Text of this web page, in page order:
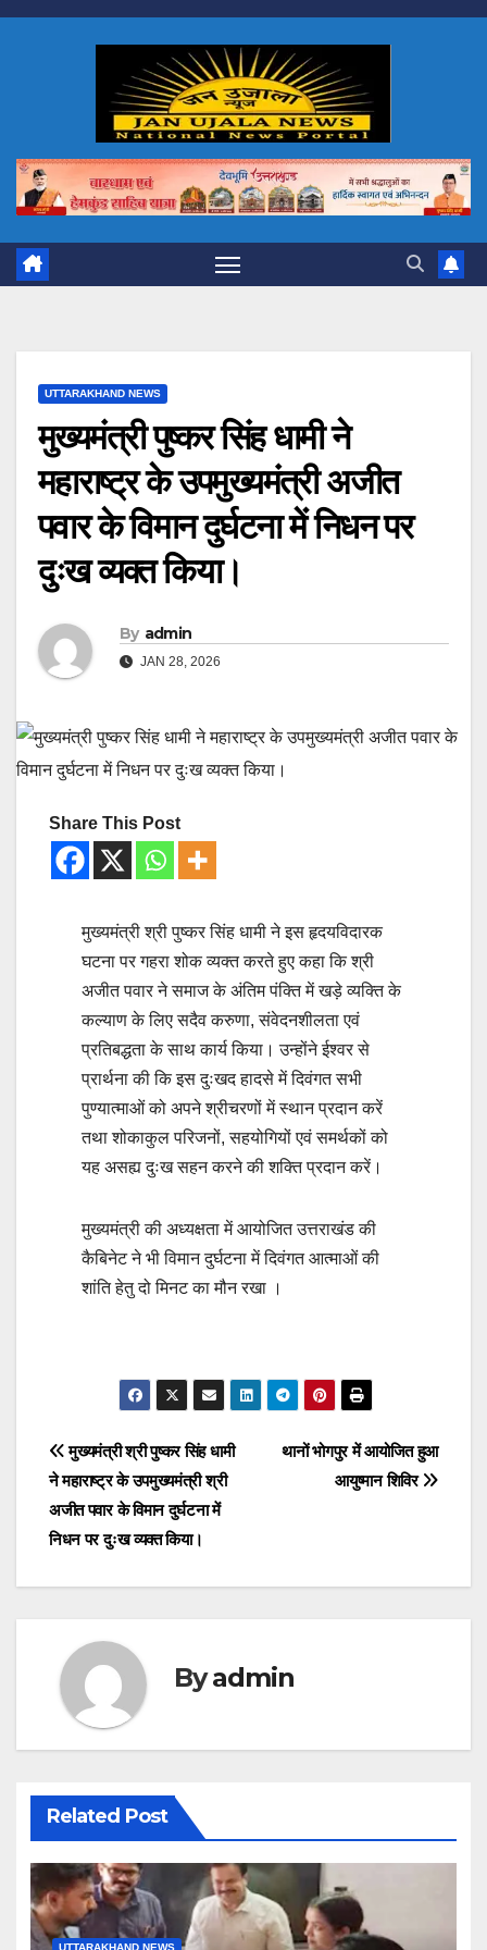
Skip
UTTARAKHAND NEWS
मुख्यमंत्री पुष्कर सिंह धामी ने
महाराष्ट्र के उपमुख्यमंत्री अजीत
पवार के विमान दुर्घटना में निधन पर
दुःख व्यक्त किया।
By admin
JAN 28, 2026
Share This Post
मुख्यमंत्री श्री पुष्कर सिंह धामी ने इस हृदयविदारक
घटना पर गहरा शोक व्यक्त करते हुए कहा कि श्री
अजीत पवार ने समाज के अंतिम पंक्ति में खड़े व्यक्ति के
कल्याण के लिए सदैव करुणा, संवेदनशीलता एवं
प्रतिबद्धता के साथ कार्य किया। उन्होंने ईश्वर से
प्रार्थना की कि इस दुःखद हादसे में दिवंगत सभी
पुण्यात्माओं को अपने श्रीचरणों में स्थान प्रदान करें
तथा शोकाकुल परिजनों, सहयोगियों एवं समर्थकों को
यह असह्य दुःख सहन करने की शक्ति प्रदान करें।
मुख्यमंत्री की अध्यक्षता में आयोजित उत्तराखंड की
कैबिनेट ने भी विमान दुर्घटना में दिवंगत आत्माओं की
शांति हेतु दो मिनट का मौन रखा ।
navigation
Post
navigation
थानों भोगपुर में आयोजित हुआ
आयुष्मान शिविर
मुख्यमंत्री श्री पुष्कर सिंह धामी
ने महाराष्ट्र के उपमुख्यमंत्री श्री
अजीत पवार के विमान दुर्घटना में
निधन पर दुःख व्यक्त किया।
Byadmin
Related Post
UTTARAKHAND NEWS